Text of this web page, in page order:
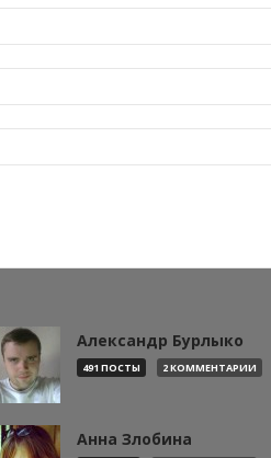
Александр Бурлыко
491 ПОСТЫ 2 КОММЕНТАРИИ
Анна Злобина